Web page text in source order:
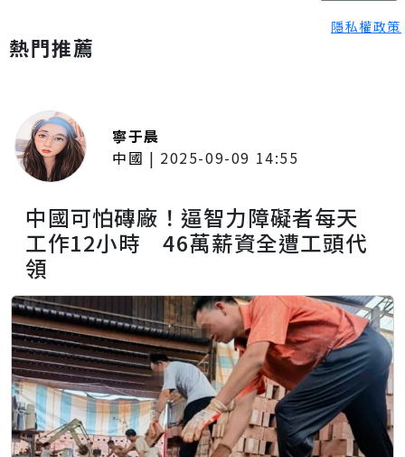
隱私權政策
熱門推薦
寧于晨
中國 | 2025-09-09 14:55
中國可怕磚廠！逼智力障礙者每天
工作12小時 46萬薪資全遭工頭代
領